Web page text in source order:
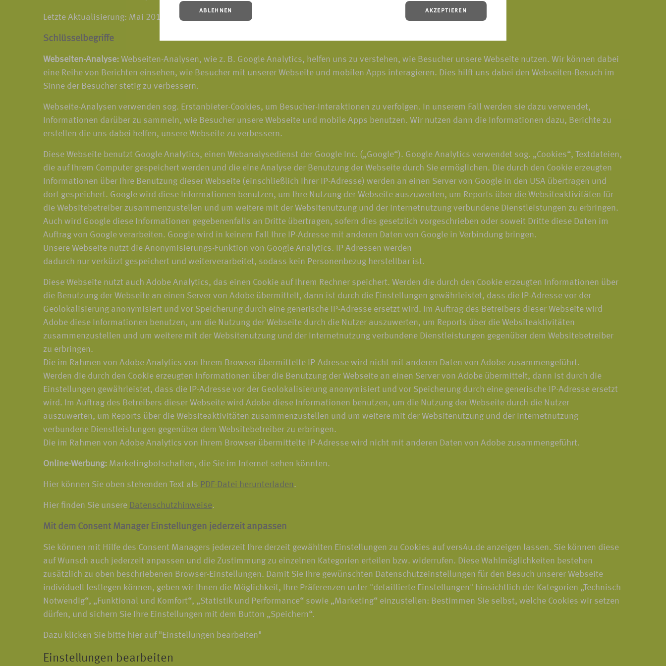
ABLEHNEN AKZEPTIEREN
Letzte Aktualisierung: Mai 2018
Schlüsselbegriffe
Webseiten-Analyse: Webseiten-Analysen, wie z. B. Google Analytics, helfen uns zu verstehen, wie Besucher unsere Webseite nutzen. Wir können dabei
eine Reihe von Berichten einsehen, wie Besucher mit unserer Webseite und mobilen Apps interagieren. Dies hilft uns dabei den Webseiten-Besuch im
Sinne der Besucher stetig zu verbessern.
Webseite-Analysen verwenden sog. Erstanbieter-Cookies, um Besucher-Interaktionen zu verfolgen. In unserem Fall werden sie dazu verwendet,
Informationen darüber zu sammeln, wie Besucher unsere Webseite und mobile Apps benutzen. Wir nutzen dann die Informationen dazu, Berichte zu
erstellen die uns dabei helfen, unsere Webseite zu verbessern.
Diese Webseite benutzt Google Analytics, einen Webanalysedienst der Google Inc. („Google“). Google Analytics verwendet sog. „Cookies“, Textdateien,
die auf Ihrem Computer gespeichert werden und die eine Analyse der Benutzung der Webseite durch Sie ermöglichen. Die durch den Cookie erzeugten
Informationen über Ihre Benutzung dieser Webseite (einschließlich Ihrer IP-Adresse) werden an einen Server von Google in den USA übertragen und
dort gespeichert. Google wird diese Informationen benutzen, um Ihre Nutzung der Webseite auszuwerten, um Reports über die Websiteaktivitäten für
die Websitebetreiber zusammenzustellen und um weitere mit der Websitenutzung und der Internetnutzung verbundene Dienstleistungen zu erbringen.
Auch wird Google diese Informationen gegebenenfalls an Dritte übertragen, sofern dies gesetzlich vorgeschrieben oder soweit Dritte diese Daten im
Auftrag von Google verarbeiten. Google wird in keinem Fall Ihre IP-Adresse mit anderen Daten von Google in Verbindung bringen.
Unsere Webseite nutzt die Anonymisierungs-Funktion von Google Analytics. IP Adressen werden
dadurch nur verkürzt gespeichert und weiterverarbeitet, sodass kein Personenbezug herstellbar ist.
Diese Webseite nutzt auch Adobe Analytics, das einen Cookie auf Ihrem Rechner speichert. Werden die durch den Cookie erzeugten Informationen über
die Benutzung der Webseite an einen Server von Adobe übermittelt, dann ist durch die Einstellungen gewährleistet, dass die IP-Adresse vor der
Geolokalisierung anonymisiert und vor Speicherung durch eine generische IP-Adresse ersetzt wird. Im Auftrag des Betreibers dieser Webseite wird
Adobe diese Informationen benutzen, um die Nutzung der Webseite durch die Nutzer auszuwerten, um Reports über die Websiteaktivitäten
zusammenzustellen und um weitere mit der Websitenutzung und der Internetnutzung verbundene Dienstleistungen gegenüber dem Websitebetreiber
zu erbringen.
Die im Rahmen von Adobe Analytics von Ihrem Browser übermittelte IP-Adresse wird nicht mit anderen Daten von Adobe zusammengeführt.
Werden die durch den Cookie erzeugten Informationen über die Benutzung der Webseite an einen Server von Adobe übermittelt, dann ist durch die
Einstellungen gewährleistet, dass die IP-Adresse vor der Geolokalisierung anonymisiert und vor Speicherung durch eine generische IP-Adresse ersetzt
wird. Im Auftrag des Betreibers dieser Webseite wird Adobe diese Informationen benutzen, um die Nutzung der Webseite durch die Nutzer
auszuwerten, um Reports über die Websiteaktivitäten zusammenzustellen und um weitere mit der Websitenutzung und der Internetnutzung
verbundene Dienstleistungen gegenüber dem Websitebetreiber zu erbringen.
Die im Rahmen von Adobe Analytics von Ihrem Browser übermittelte IP-Adresse wird nicht mit anderen Daten von Adobe zusammengeführt.
Online-Werbung: Marketingbotschaften, die Sie im Internet sehen könnten.
Hier können Sie oben stehenden Text als PDF-Datei herunterladen.
Hier finden Sie unsere Datenschutzhinweise.
Mit dem Consent Manager Einstellungen jederzeit anpassen
Sie können mit Hilfe des Consent Managers jederzeit Ihre derzeit gewählten Einstellungen zu Cookies auf vers4u.de anzeigen lassen. Sie können diese
auf Wunsch auch jederzeit anpassen und die Zustimmung zu einzelnen Kategorien erteilen bzw. widerrufen. Diese Wahlmöglichkeiten bestehen
zusätzlich zu oben beschriebenen Browser-Einstellungen. Damit Sie Ihre gewünschten Datenschutzeinstellungen für den Besuch unserer Webseite
individuell festlegen können, geben wir Ihnen die Möglichkeit, Ihre Präferenzen unter "detaillierte Einstellungen" hinsichtlich der Kategorien „Technisch
Notwendig“, „Funktional und Komfort“, „Statistik und Performance“ sowie „Marketing“ einzustellen: Bestimmen Sie selbst, welche Cookies wir setzen
dürfen, und sichern Sie Ihre Einstellungen mit dem Button „Speichern“.
Dazu klicken Sie bitte hier auf "Einstellungen bearbeiten"
Einstellungen bearbeiten